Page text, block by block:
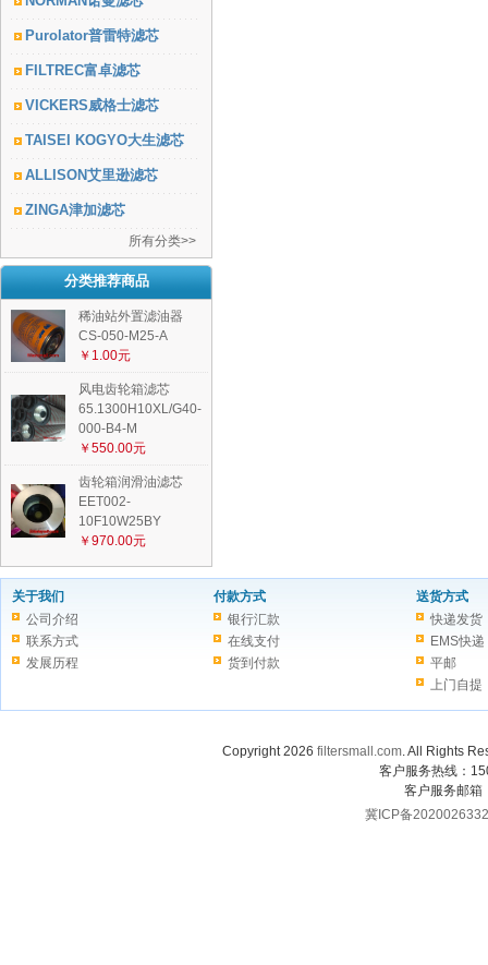
Purolator普雷特滤芯
FILTREC富卓滤芯
VICKERS威格士滤芯
TAISEI KOGYO大生滤芯
ALLISON艾里逊滤芯
ZINGA津加滤芯
所有分类>>
分类推荐商品
稀油站外置滤油器
CS-050-M25-A
￥1.00元
风电齿轮箱滤芯
65.1300H10XL/G40-
000-B4-M
￥550.00元
齿轮箱润滑油滤芯
EET002-
10F10W25BY
￥970.00元
关于我们
公司介绍
联系方式
发展历程
付款方式
银行汇款
在线支付
货到付款
送货方式
快递发货
EMS快递
平邮
上门自提
Copyright 2026 filtersmall.com. All Rights
客户服务热线：
客户服务邮箱
冀ICP备